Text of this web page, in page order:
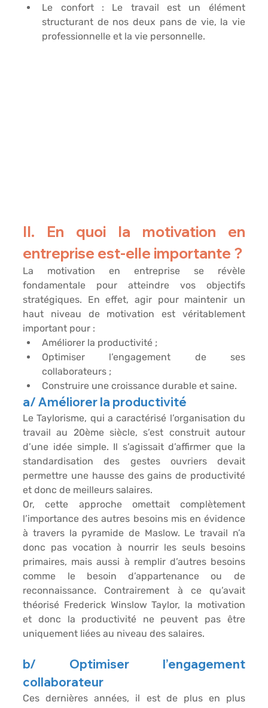
Le confort : Le travail est un élément
structurant de nos deux pans de vie, la vie
professionnelle et la vie personnelle.
II. En quoi la motivation en
entreprise est-elle importante ?
La motivation en entreprise se révèle
fondamentale pour atteindre vos objectifs
stratégiques. En effet, agir pour maintenir un
haut niveau de motivation est véritablement
important pour :
Améliorer la productivité ;
Optimiser l’engagement de ses
collaborateurs ;
Construire une croissance durable et saine.
a/ Améliorer la productivité
Le Taylorisme, qui a caractérisé l’organisation du
travail au 20ème siècle, s’est construit autour
standardisation des gestes ouvriers devait
permettre une hausse des gains de productivité
et donc de meilleurs salaires.
Or, cette approche omettait complètement
l’importance des autres besoins mis en évidence
à travers la pyramide de Maslow. Le travail n’a
donc pas vocation à nourrir les seuls besoins
primaires, mais aussi à remplir d’autres besoins
comme le besoin d’appartenance
ou de
reconnaissance. Contrairement à ce qu’avait
théorisé Frederick Winslow Taylor, la motivation
et donc la productivité ne peuvent pas être
uniquement liées au niveau des salaires.
b/ Optimiser l’engagement
collaborateur
Ces dernières années, il est de plus en plus